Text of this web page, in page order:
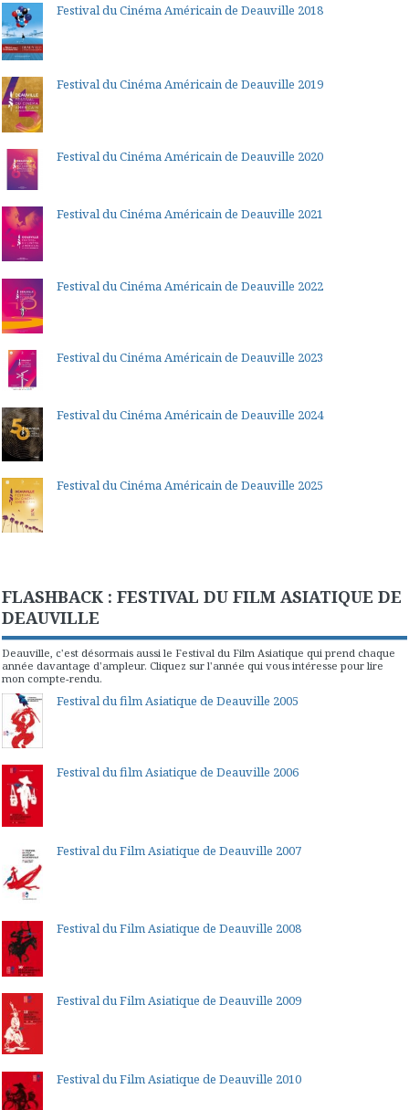
Festival du Cinéma Américain de Deauville 2018
Festival du Cinéma Américain de Deauville 2019
Festival du Cinéma Américain de Deauville 2020
Festival du Cinéma Américain de Deauville 2021
Festival du Cinéma Américain de Deauville 2022
Festival du Cinéma Américain de Deauville 2023
Festival du Cinéma Américain de Deauville 2024
Festival du Cinéma Américain de Deauville 2025
FLASHBACK : FESTIVAL DU FILM ASIATIQUE DE
DEAUVILLE
Deauville, c'est désormais aussi le Festival du Film Asiatique qui prend chaque
année davantage d'ampleur. Cliquez sur l'année qui vous intéresse pour lire
mon compte-rendu.
Festival du film Asiatique de Deauville 2005
Festival du film Asiatique de Deauville 2006
Festival du Film Asiatique de Deauville 2007
Festival du Film Asiatique de Deauville 2008
Festival du Film Asiatique de Deauville 2009
Festival du Film Asiatique de Deauville 2010